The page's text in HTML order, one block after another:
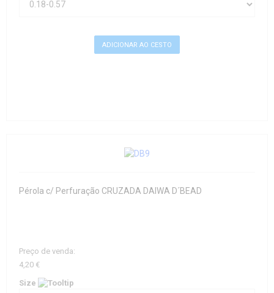
Pérola c/ Perfuração CRUZADA DAIWA D´BEAD
Preço de venda:
4,20 €
Size